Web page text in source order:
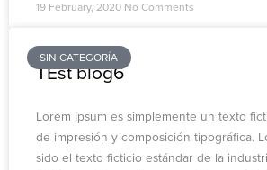
19 February, 2020 No Comments
SIN CATEGORÍA
TEst blog6
Lorem Ipsum es simplemente un texto
de impresión y composición tipográfica.
sido el texto ficticio estándar de la